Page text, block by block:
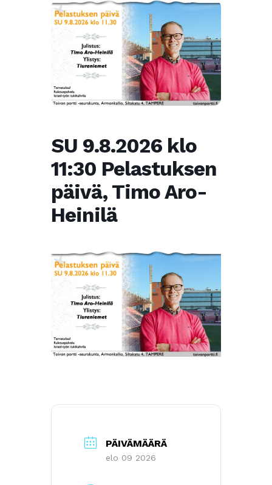
SU 9.8.2026 klo
11:30 Pelastuksen
päivä, Timo Aro-
Heinilä
PÄIVÄMÄÄRÄ
elo 09 2026